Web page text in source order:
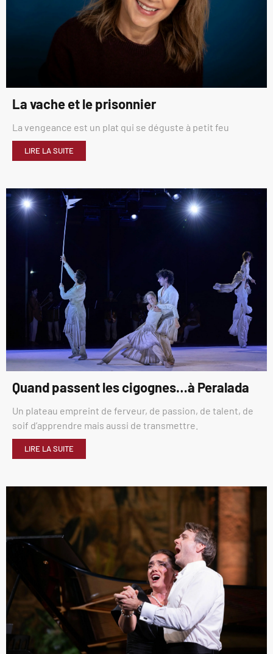
La vache et le prisonnier
La vengeance est un plat qui se déguste à petit feu
LIRE LA SUITE
Quand passent les cigognes…à Peralada
Un plateau empreint de ferveur, de passion, de talent, de
soif d’apprendre mais aussi de transmettre.
LIRE LA SUITE